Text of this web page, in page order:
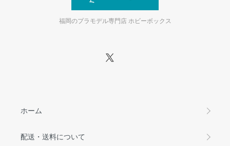
福岡のプラモデル専門店 ホビーボックス
ホーム
配送・送料について